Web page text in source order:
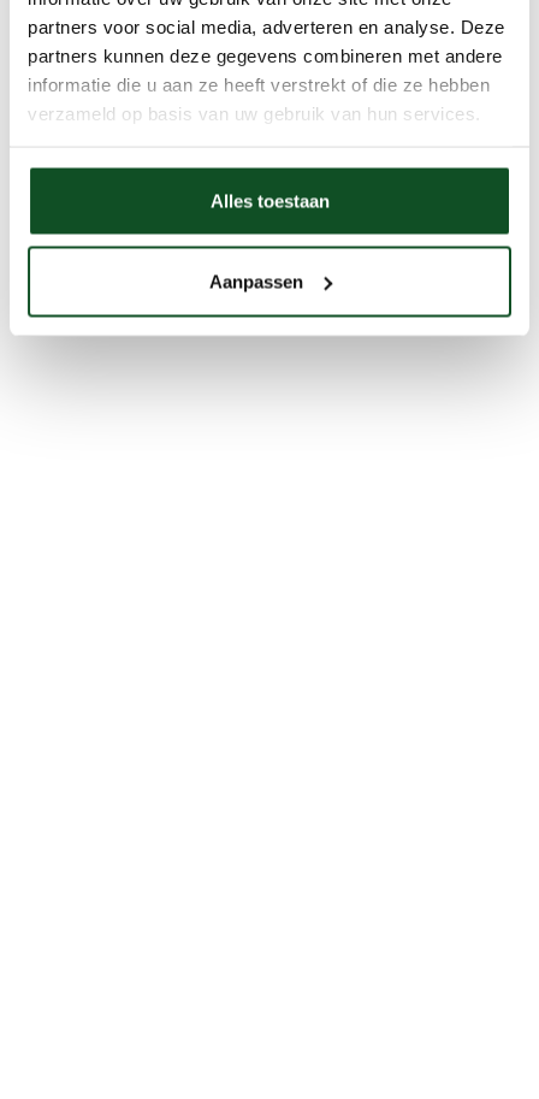
partners voor social media, adverteren en analyse. Deze
partners kunnen deze gegevens combineren met andere
informatie die u aan ze heeft verstrekt of die ze hebben
verzameld op basis van uw gebruik van hun services.
Alles toestaan
Aanpassen